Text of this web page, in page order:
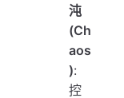
沌
(Ch
aos
):
控